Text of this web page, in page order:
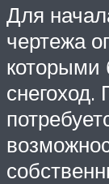
Для
чертежа
которыми
снегоход.